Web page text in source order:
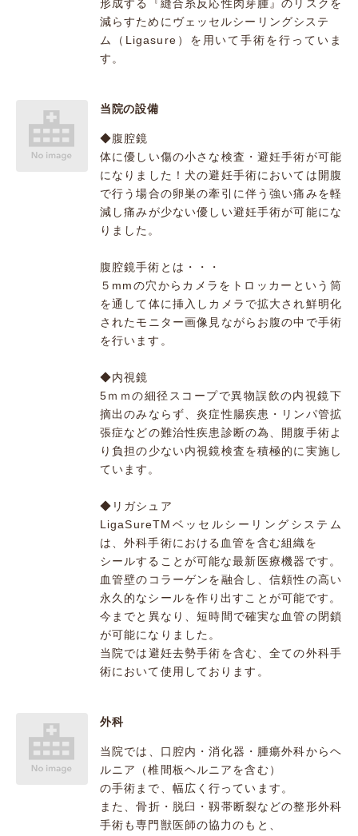
形成する『縫合糸反応性肉芽腫』のリスクを
減らすためにヴェッセルシーリングシステ
ム（Ligasure）を用いて手術を行っていま
す。
当院の設備
◆腹腔鏡
体に優しい傷の小さな検査・避妊手術が可能
になりました！犬の避妊手術においては開腹
で行う場合の卵巣の牽引に伴う強い痛みを軽
減し痛みが少ない優しい避妊手術が可能にな
りました。
腹腔鏡手術とは・・・
５mmの穴からカメラをトロッカーという筒
を通して体に挿入しカメラで拡大され鮮明化
されたモニター画像見ながらお腹の中で手術
を行います。
◆内視鏡
5ｍｍの細径スコープで異物誤飲の内視鏡下
摘出のみならず、炎症性腸疾患・リンパ管拡
張症などの難治性疾患診断の為、開腹手術よ
り負担の少ない内視鏡検査を積極的に実施し
ています。
◆リガシュア
LigaSureTMベッセルシーリングシステム
は、外科手術における血管を含む組織を
シールすることが可能な最新医療機器です。
血管壁のコラーゲンを融合し、信頼性の高い
永久的なシールを作り出すことが可能です。
今までと異なり、短時間で確実な血管の閉鎖
が可能になりました。
当院では避妊去勢手術を含む、全ての外科手
術において使用しております。
外科
当院では、口腔内・消化器・腫瘍外科からヘ
ルニア（椎間板ヘルニアを含む）
の手術まで、幅広く行っています。
また、骨折・脱臼・靱帯断裂などの整形外科
手術も専門獣医師の協力のもと、